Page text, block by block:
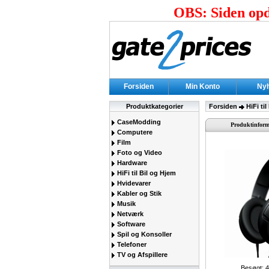
OBS: Siden
Forsiden Min Konto
Produktkategorier
CaseModding
Computere
Film
Foto og Video
Hardware
HiFi til Bil og Hjem
Hvidevarer
Kabler og Stik
Musik
Netværk
Software
Spil og Konsoller
Telefoner
TV og Afspillere
Forsiden HiFi til